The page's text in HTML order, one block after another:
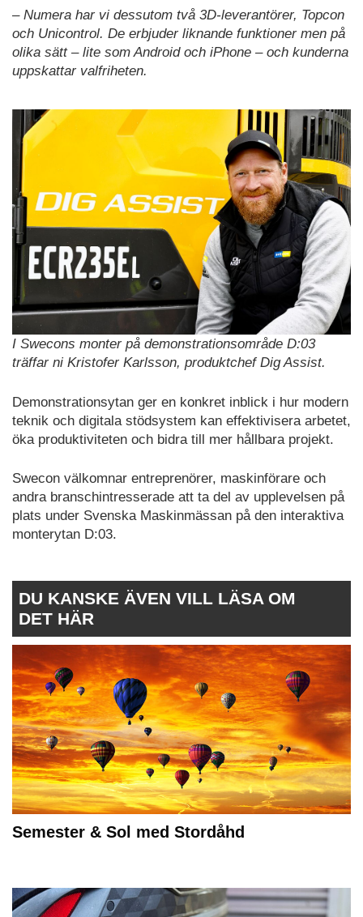
– Numera har vi dessutom två 3D‑leverantörer, Topcon
och Unicontrol. De erbjuder liknande funktioner men på
olika sätt – lite som Android och iPhone – och kunderna
uppskattar valfriheten.
I Swecons monter på demonstrationsområde D:03
träffar ni Kristofer Karlsson, produktchef Dig Assist.
Demonstrationsytan ger en konkret inblick i hur modern
teknik och digitala stödsystem kan effektivisera arbetet,
öka produktiviteten och bidra till mer hållbara projekt.
Swecon välkomnar entreprenörer, maskinförare och
andra branschintresserade att ta del av upplevelsen på
plats under Svenska Maskinmässan på den interaktiva
monterytan D:03.
DU KANSKE ÄVEN VILL LÄSA OM
DET HÄR
Semester & Sol med Stordåhd